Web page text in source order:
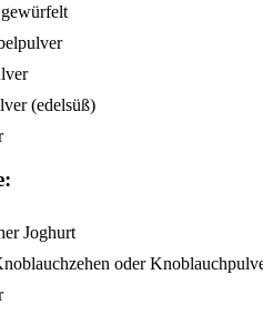
(edelsüß)
Joghurt
oder